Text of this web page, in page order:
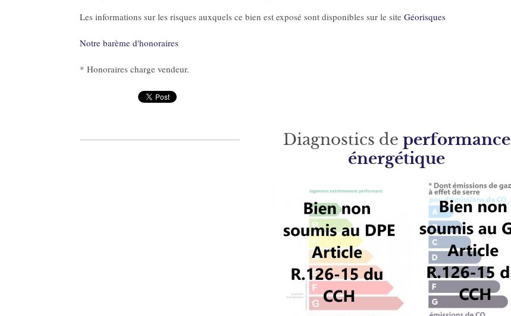
Les informations sur les risques auxquels ce bien est exposé sont disponibles sur le siteGéorisques
Notre barème d'honoraires
* Honoraires charge vendeur.
Diagnostics de performance
énergétique